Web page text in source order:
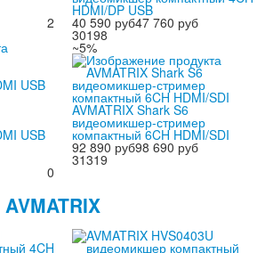
2
HDMI/DP USB
40 590 руб47 760 руб
30198
USB
0
~5%
AVMATRIX Shark S6
видеомикшер-стример
компактный 6CH HDMI/SDI
92 890 руб98 690 руб
31319
AVMATRIX